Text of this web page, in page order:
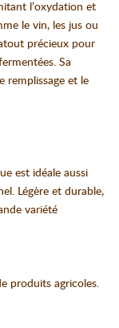
l’oxydation et
le vin, les jus ou
précieux pour
Sa
remplissage et le
est idéale aussi
Légère et durable,
variété
produits agricoles.